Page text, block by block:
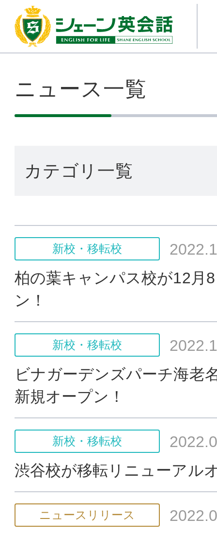
ニュース一覧
カテゴリ一覧
新校・移転校
柏の葉キャンパス校が12月
ン！
新校・移転校
ビナガーデンズパーチ海老
新規オープン！
新校・移転校
渋谷校が移転リニューアル
ニュースリリース